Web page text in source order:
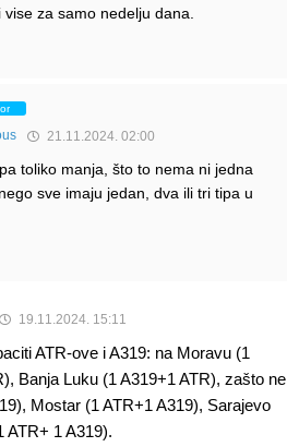
za samo nedelju dana.
21.11.2024. 02:00
toliko manja, što to nema ni jedna
sve imaju jedan, dva ili tri tipa u
19.11.2024. 15:11
ATR-ove i A319: na Moravu (1
Banja Luku (1 A319+1 ATR), zašto ne
Mostar (1 ATR+1 A319), Sarajevo
ATR+ 1 A319).